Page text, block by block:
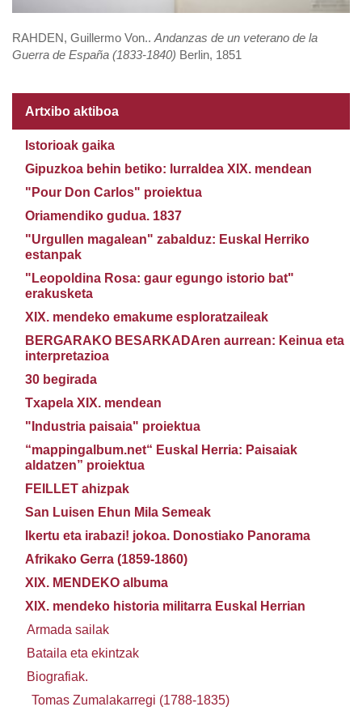
RAHDEN, Guillermo Von.. Andanzas de un veterano de la
Guerra de España (1833-1840) Berlin, 1851
Artxibo aktiboa
Istorioak gaika
Gipuzkoa behin betiko: lurraldea XIX. mendean
"Pour Don Carlos" proiektua
Oriamendiko gudua. 1837
"Urgullen magalean" zabalduz: Euskal Herriko
estanpak
"Leopoldina Rosa: gaur egungo istorio bat"
erakusketa
XIX. mendeko emakume esploratzaileak
BERGARAKO BESARKADAren aurrean: Keinua eta
interpretazioa
30 begirada
Txapela XIX. mendean
"Industria paisaia" proiektua
“mappingalbum.net“ Euskal Herria: Paisaiak
aldatzen” proiektua
FEILLET ahizpak
San Luisen Ehun Mila Semeak
Ikertu eta irabazi! jokoa. Donostiako Panorama
Afrikako Gerra (1859-1860)
XIX. MENDEKO albuma
XIX. mendeko historia militarra Euskal Herrian
Armada sailak
Bataila eta ekintzak
Biografiak.
Tomas Zumalakarregi (1788-1835)